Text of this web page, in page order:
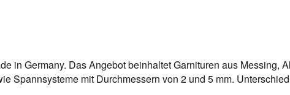
in Germany. Das Angebot beinhaltet Garnituren aus Messing,
Spannsysteme mit Durchmessern von 2 und 5 mm.